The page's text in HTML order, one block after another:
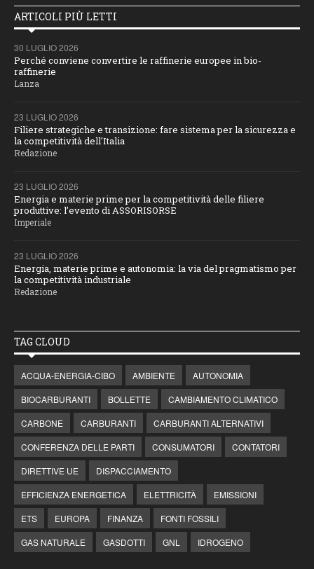
ARTICOLI PIÙ LETTI
30 LUGLIO 2026
Perché conviene convertire le raffinerie europee in bio-
raffinerie
Lanza
23 LUGLIO 2026
Filiere strategiche e transizione: fare sistema per la sicurezza e
la competitività dell'Italia
Redazione
23 LUGLIO 2026
Energia e materie prime per la competitività delle filiere
produttive: l’evento di ASSORISORSE
Imperiale
23 LUGLIO 2026
Energia, materie prime e autonomia: la via del pragmatismo per
la competitività industriale
Redazione
TAG CLOUD
ACQUA-ENERGIA-CIBO AMBIENTE
AUTONOMIA
BIOCARBURANTI
BOLLETTE
CAMBIAMENTO CLIMATICO
CARBONE
CARBURANTI
CARBURANTI ALTERNATIVI
CONFERENZA DELLE PARTI
CONSUMATORI
CONTATORI
DIRETTIVE UE
DISPACCIAMENTO
EFFICIENZA ENERGETICA
ELETTRICITÀ
EMISSIONI
ETS
EUROPA FINANZA
FONTI FOSSILI
GAS NATURALE
GASDOTTI GNL IDROGENO